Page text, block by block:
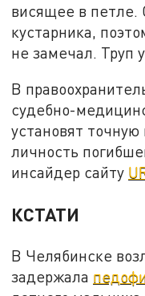
висящее в петле.
кустарника,
не замечал. Труп
В
судебно-
установят
личность
инсайдер сайту
КСТАТИ
В Челябинске
задержала